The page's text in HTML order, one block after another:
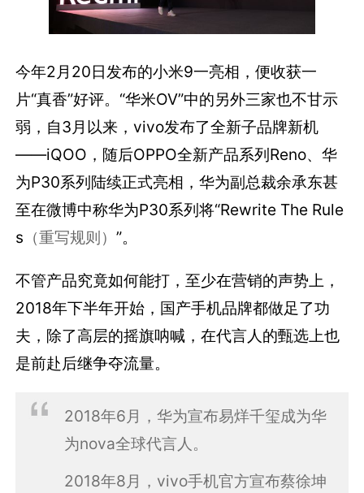
今年2月20日发布的小米9一亮相，便收获一
片“真香”好评。“华米OV”中的另外三家也不甘示
弱，自3月以来，vivo发布了全新子品牌新机
——iQOO，随后OPPO全新产品系列Reno、华
为P30系列陆续正式亮相，华为副总裁余承东甚
至在微博中称华为P30系列将“Rewrite The Rule
s （重写规则）”。
不管产品究竟如何能打，至少在营销的声势上，
2018年下半年开始，国产手机品牌都做足了功
夫，除了高层的摇旗呐喊，在代言人的甄选上也
是前赴后继争夺流量。
2018年6月，华为宣布易烊千玺成为华
为nova全球代言人。
2018年8月，vivo手机官方宣布蔡徐坤